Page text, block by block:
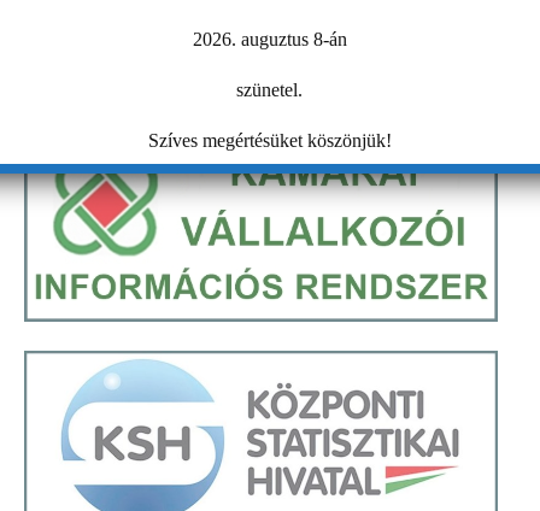
2026. auguztus 8-án
szünetel.
Szíves megértésüket köszönjük!